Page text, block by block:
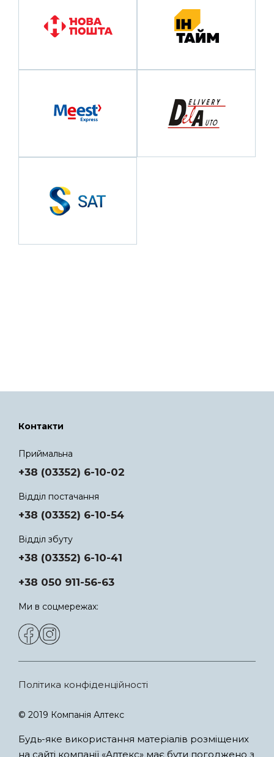
Контакти
Приймальна
+38 (03352) 6-10-02
Відділ постачання
+38 (03352) 6-10-54
Відділ збуту
+38 (03352) 6-10-41
+38 050 911-56-63
Ми в соцмережах:
© 2019 Компанія Алтекс
Будь-яке використання матеріалів розміщених
на сайті компанії «Алтекс» має бути погоджено з
Політика конфіденційності